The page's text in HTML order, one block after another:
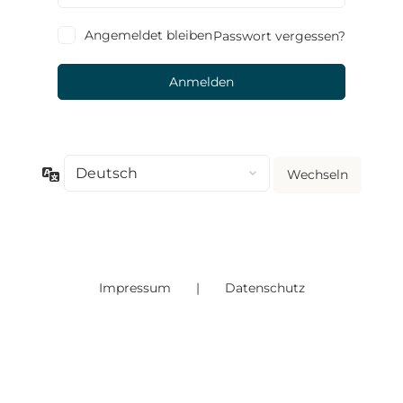
Angemeldet bleibenPasswort vergessen?
Sprache
Impressum | Datenschutz